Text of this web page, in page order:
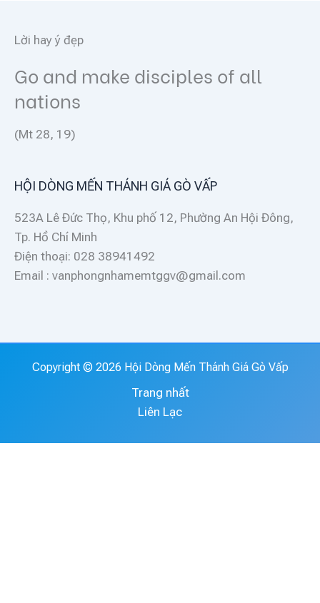
Lời hay ý đẹp
Go and make disciples of all
nations
(Mt 28, 19)
HỘI DÒNG MẾN THÁNH GIÁ GÒ VẤP
523A Lê Đức Thọ, Khu phố 12, Phường An Hội Đông,
Tp. Hồ Chí Minh
Điện thoại: 028 38941492
Email : vanphongnhamemtggv@gmail.com
Copyright © 2026 Hội Dòng Mến Thánh Giá Gò Vấp
Trang nhất
Liên Lạc